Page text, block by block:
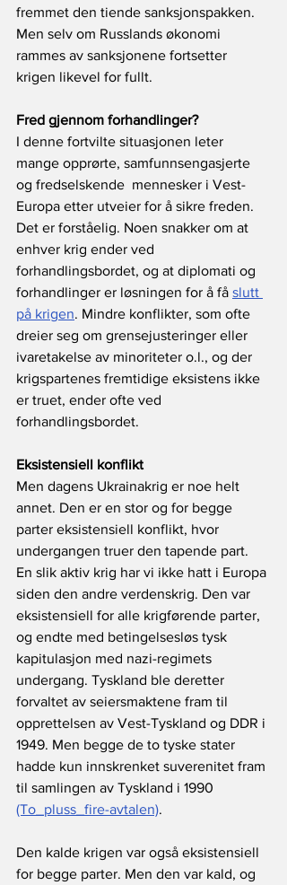
fremmet den tiende sanksjonspakken.
Men selv om Russlands økonomi
rammes av sanksjonene fortsetter
krigen likevel for fullt.
Fred gjennom forhandlinger?
I denne fortvilte situasjonen leter
mange opprørte, samfunnsengasjerte
og fredselskende  mennesker i Vest-
Europa etter utveier for å sikre freden.
Det er forståelig. Noen snakker om at
enhver krig ender ved
forhandlingsbordet, og at diplomati og
forhandlinger er løsningen for å få slutt
på krigen. Mindre konflikter, som ofte
dreier seg om grensejusteringer eller
ivaretakelse av minoriteter o.l., og der
krigspartenes fremtidige eksistens ikke
er truet, ender ofte ved
forhandlingsbordet.
Eksistensiell konflikt
Men dagens Ukrainakrig er noe helt
annet. Den er en stor og for begge
parter eksistensiell konflikt, hvor
undergangen truer den tapende part.
En slik aktiv krig har vi ikke hatt i Europa
siden den andre verdenskrig. Den var
eksistensiell for alle krigførende parter,
og endte med betingelsesløs tysk
kapitulasjon med nazi-regimets
undergang. Tyskland ble deretter
forvaltet av seiersmaktene fram til
opprettelsen av Vest-Tyskland og DDR i
1949. Men begge de to tyske stater
hadde kun innskrenket suverenitet fram
til samlingen av Tyskland i 1990
(To_pluss_fire-avtalen).
Den kalde krigen var også eksistensiell
for begge parter. Men den var kald, og